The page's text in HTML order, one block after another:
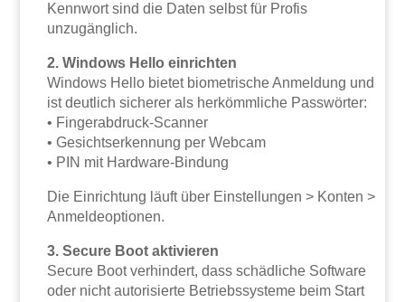
Kennwort sind die Daten selbst für Profis
unzugänglich.
2. Windows Hello einrichten
Windows Hello bietet biometrische Anmeldung und
ist deutlich sicherer als herkömmliche Passwörter:
• Fingerabdruck-Scanner
• Gesichtserkennung per Webcam
• PIN mit Hardware-Bindung
Die Einrichtung läuft über Einstellungen > Konten >
Anmeldeoptionen.
3. Secure Boot aktivieren
Secure Boot verhindert, dass schädliche Software
oder nicht autorisierte Betriebssysteme beim Start